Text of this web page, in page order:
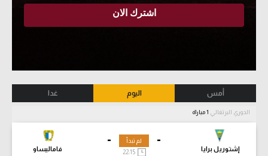
أمس اليوم غدا
الدوري البرتغالي
-
إشتوريل برايا
-
فاماليساو
لم تبدأ
22:15